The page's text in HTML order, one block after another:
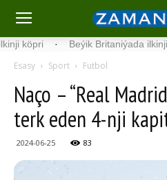
· Beýik Britaniýada ilkinji
Esasy Sport Futbol
Naço – “Real
terk eden 4-nji
2024-06-25 83